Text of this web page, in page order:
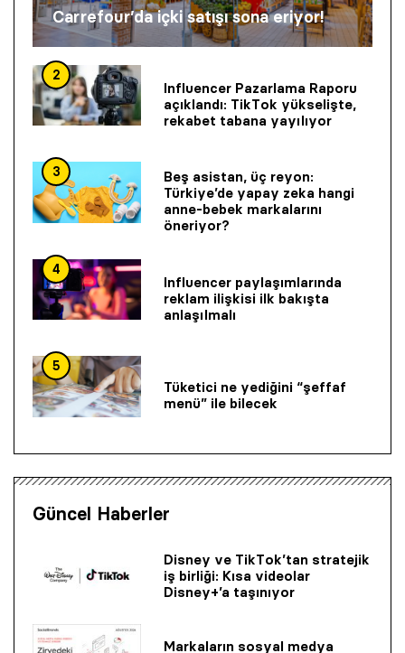
Carrefour’da içki satışı sona eriyor!
2
Influencer Pazarlama Raporu
açıklandı: TikTok yükselişte,
rekabet tabana yayılıyor
3
Beş asistan, üç reyon:
Türkiye’de yapay zeka hangi
anne-bebek markalarını
öneriyor?
4
Influencer paylaşımlarında
reklam ilişkisi ilk bakışta
anlaşılmalı
5
Tüketici ne yediğini “şeffaf
menü” ile bilecek
Güncel Haberler
Disney ve TikTok’tan stratejik
iş birliği: Kısa videolar
Disney+’a taşınıyor
Markaların sosyal medya